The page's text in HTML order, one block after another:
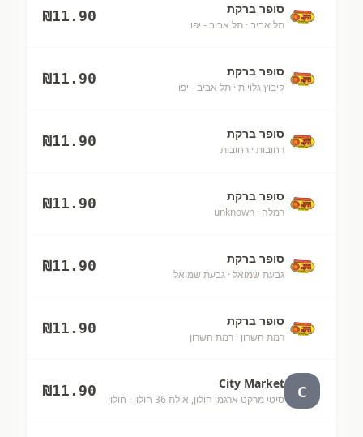
סופר ברקת
תל אביב · תל אביב - יפו
₪11.90
סופר ברקת
קיבוץ גלויות · תל אביב - יפו
₪11.90
סופר ברקת
רחובות · רחובות
₪11.90
סופר ברקת
רמלה · unknown
₪11.90
סופר ברקת
גבעת שמואל · גבעת שמואל
₪11.90
סופר ברקת
רמת השרון · רמת השרון
₪11.90
C
City Market
סיטי מרקט ארגמן חולון, אילת 36 חולון · חולון
₪11.90